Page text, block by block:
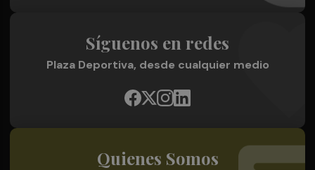
Síguenos en redes
Plaza Deportiva, desde cualquier medio
Quienes Somos